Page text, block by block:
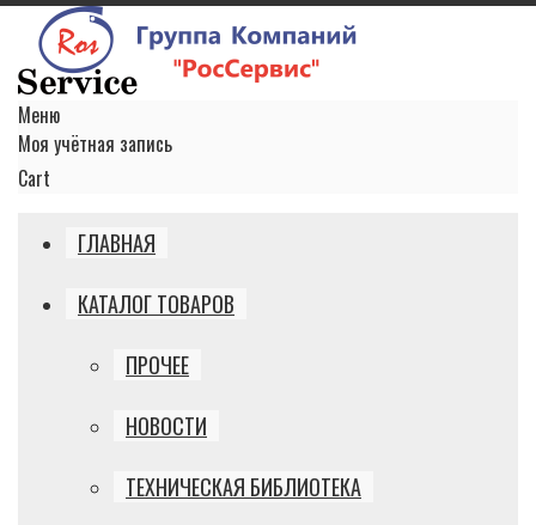
Меню
Моя учётная запись
Cart
ГЛАВНАЯ
КАТАЛОГ ТОВАРОВ
ПРОЧЕЕ
НОВОСТИ
ТЕХНИЧЕСКАЯ БИБЛИОТЕКА